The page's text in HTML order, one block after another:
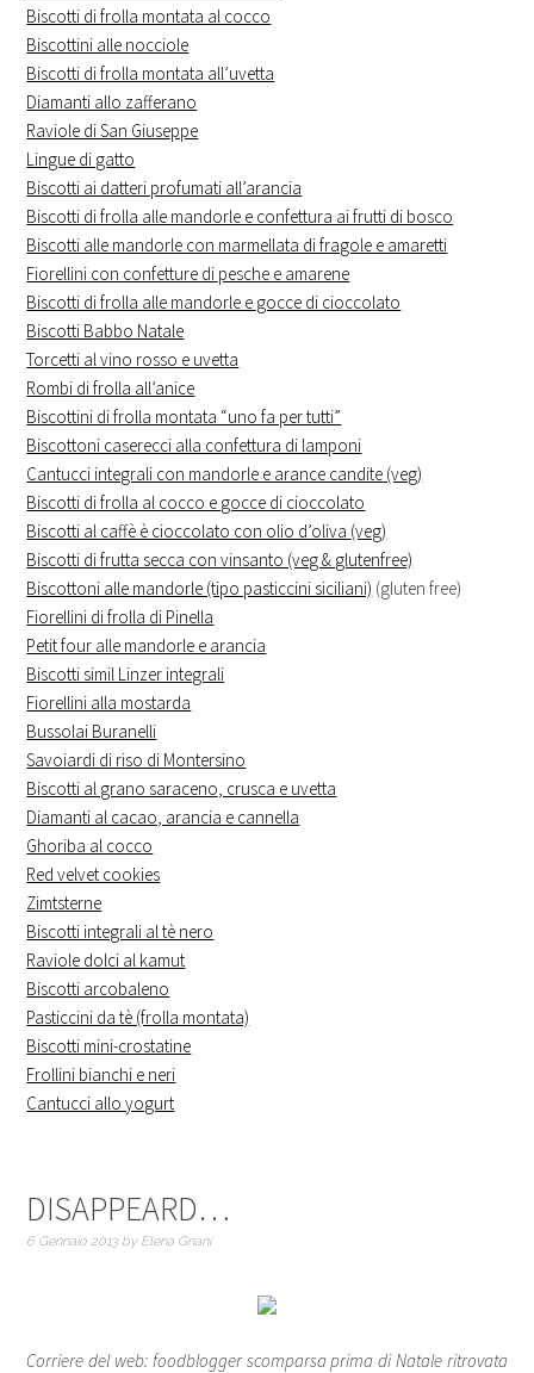
Biscotti di frolla montata al cocco
Biscottini alle nocciole
Biscotti di frolla montata all’uvetta
Diamanti allo zafferano
Raviole di San Giuseppe
Lingue di gatto
Biscotti ai datteri profumati all’arancia
Biscotti di frolla alle mandorle e confettura ai frutti di bosco
Biscotti alle mandorle con marmellata di fragole e amaretti
Fiorellini con confetture di pesche e amarene
Biscotti di frolla alle mandorle e gocce di cioccolato
Biscotti Babbo Natale
Torcetti al vino rosso e uvetta
Rombi di frolla all’anice
Biscottini di frolla montata “uno fa per tutti”
Biscottoni caserecci alla confettura di lamponi
Cantucci integrali con mandorle e arance candite (veg)
Biscotti di frolla al cocco e gocce di cioccolato
Biscotti al caffè è cioccolato con olio d’oliva (veg)
Biscotti di frutta secca con vinsanto (veg & glutenfree)
Biscottoni alle mandorle (tipo pasticcini siciliani) (gluten free)
Fiorellini di frolla di Pinella
Petit four alle mandorle e arancia
Biscotti simil Linzer integrali
Fiorellini alla mostarda
Bussolai Buranelli
Savoiardi di riso di Montersino
Biscotti al grano saraceno, crusca e uvetta
Diamanti al cacao, arancia e cannella
Ghoriba al cocco
Red velvet cookies
Zimtsterne
Biscotti integrali al tè nero
Raviole dolci al kamut
Biscotti arcobaleno
Pasticcini da tè (frolla montata)
Biscotti mini-crostatine
Frollini bianchi e neri
Cantucci allo yogurt
DISAPPEARD…
6 Gennaio 2013 by Elena Gnani
Corriere del web: foodblogger scomparsa prima di Natale ritrovata